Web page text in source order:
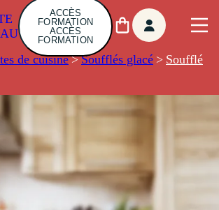
ACCÈS
FORMATION
ACCÈS
FORMATION
de cuisine> Soufflés glacé > Soufflé